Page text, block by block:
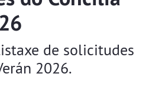
de solicitudes
2026.